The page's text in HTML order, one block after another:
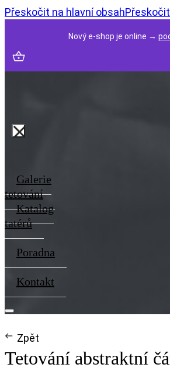
Přeskočit na hlavní obsah
Nový e-shop je online →
Galerie
tetování
Katalog
tatérů
Poradna
Kontakt
Zpět
Tetování abstraktní